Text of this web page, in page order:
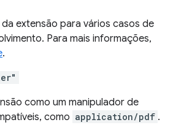
extensão para vários casos de
Para mais informações,
.
como um manipulador de
como application/pdf .